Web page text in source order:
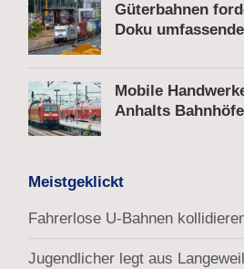
Güterbahnen
Doku
Mobile
Anhalts Bahnhöfe
Meistgeklickt
Fahrerlose U-Bahnen
Jugendlicher legt aus